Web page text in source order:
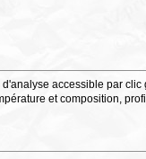
accessible par
et composition,